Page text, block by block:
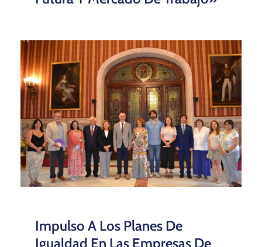
Impulso A Los Planes De
Igualdad En Las Empresas De